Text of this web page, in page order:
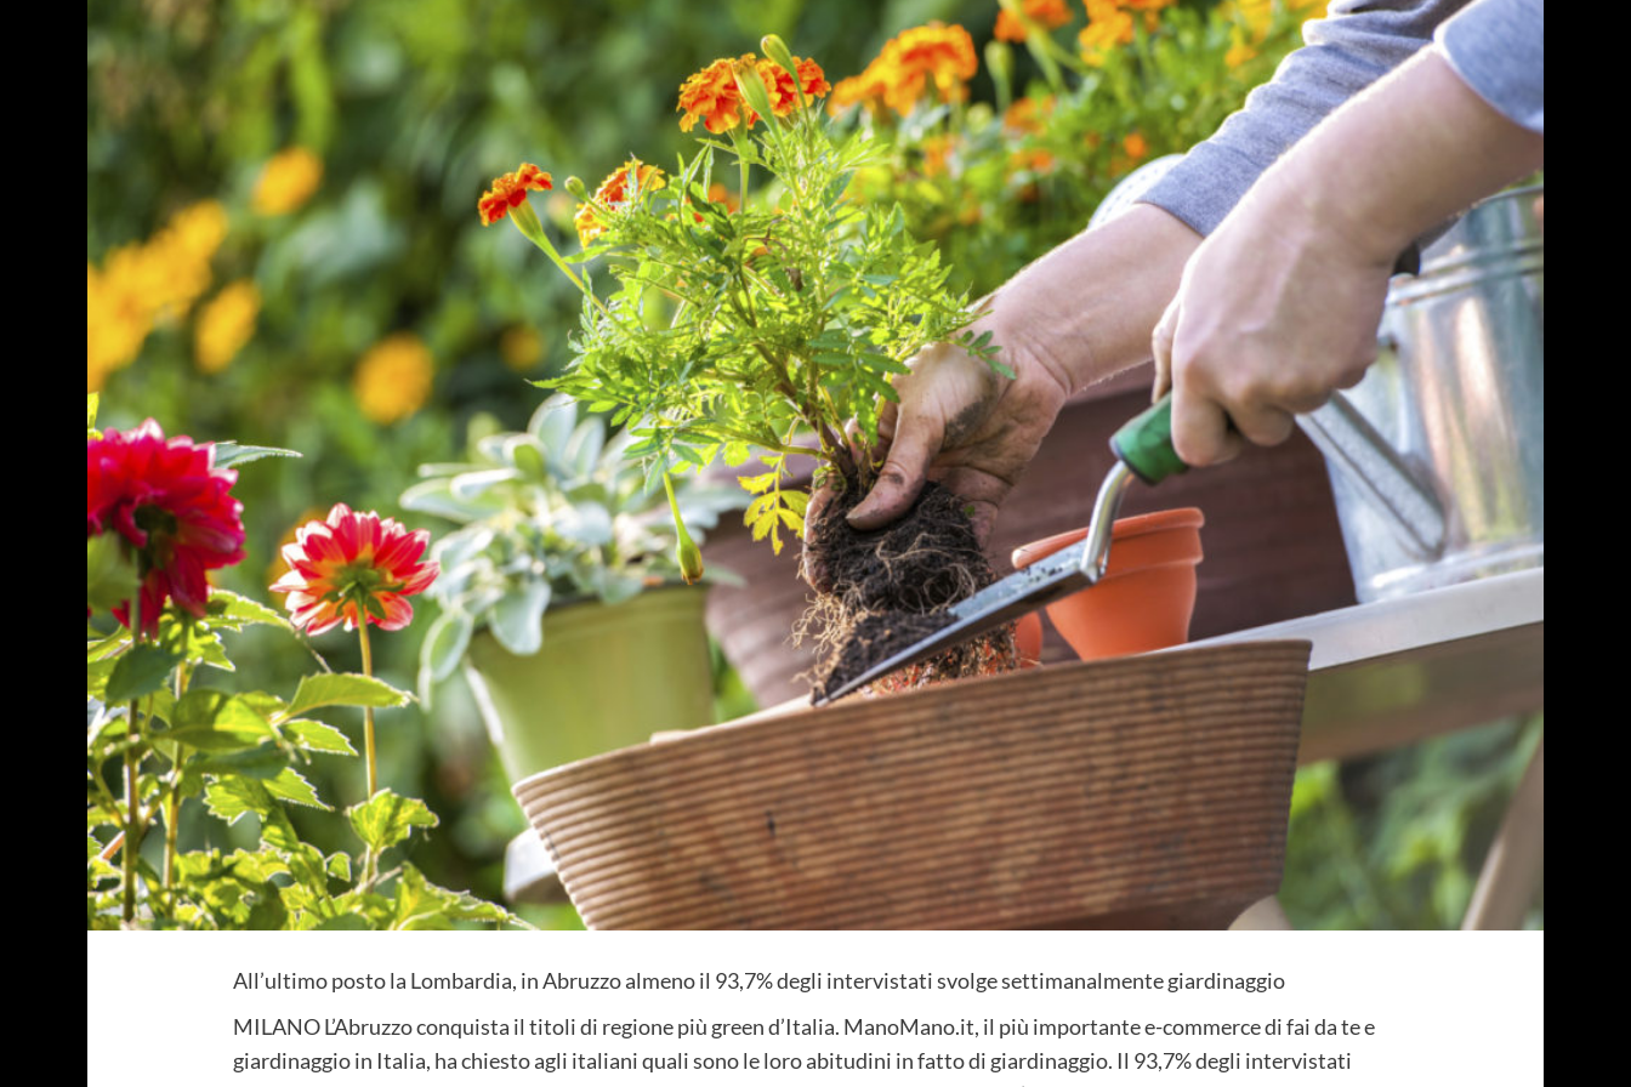
All’ultimo posto la Lombardia, in Abruzzo almeno il 93,7% degli intervistati svolge settimanalmente giardinaggio
MILANO L’Abruzzo conquista il titoli di regione più green d’Italia. ManoMano.it, il più importante e-commerce di fai da te e
giardinaggio in Italia, ha chiesto agli italiani quali sono le loro abitudini in fatto di giardinaggio. Il 93,7% degli intervistati